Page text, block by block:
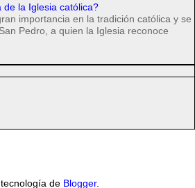
la Iglesia católica?
importancia en la tradición católica y se
Pedro, a quien la Iglesia reconoce
de Blogger.